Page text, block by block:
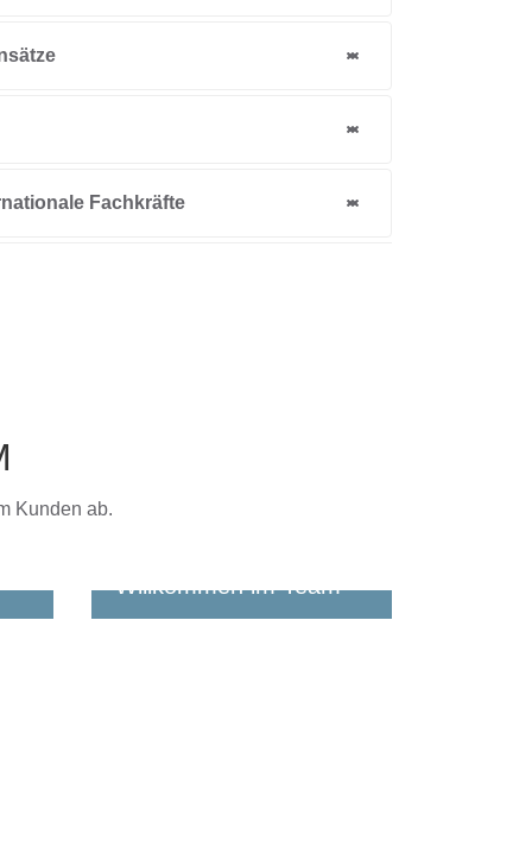
Fachkräfte
Kunden ab.
Willkommen im Team